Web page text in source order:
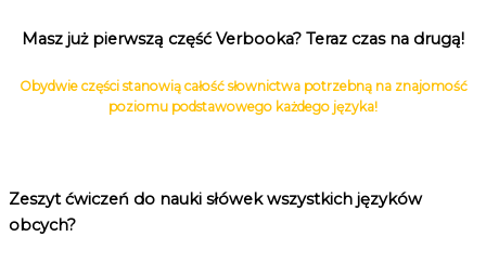
Masz już pierwszą część Verbooka? Teraz czas na drugą!
Obydwie części stanowią całość słownictwa potrzebną na znajomość
poziomu podstawowego każdego języka!
Zeszyt ćwiczeń do nauki słówek wszystkich języków
obcych?